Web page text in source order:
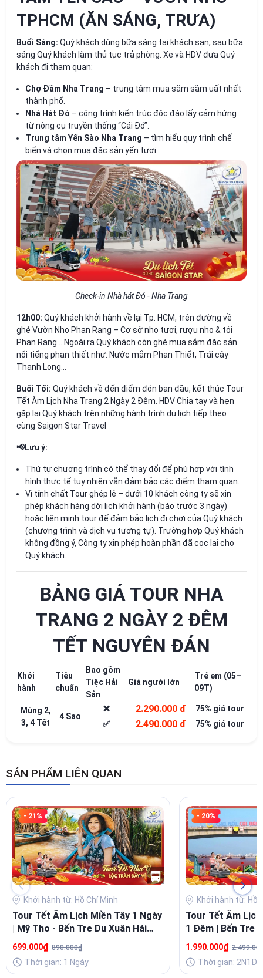
TPHCM (ĂN SÁNG, TRƯA)
Buổi Sáng: Quý khách dùng bữa sáng tại khách sạn, sau bữa
sáng Quý khách làm thủ tục trả phòng. Xe và HDV đưa Quý
khách đi tham quan:
Chợ Đầm Nha Trang – trung tâm mua sắm sầm uất nhất
thành phố.
Nhà Hát Đó – công trình kiến trúc độc đáo lấy cảm hứng
từ nông cụ truyền thống “Cái Đó”.
Trung tâm Yến Sào Nha Trang – tìm hiểu quy trình chế
biến và chọn mua đặc sản yến tươi.
Check-in Nhà hát Đó - Nha Trang
12h00: Quý khách khởi hành về lại Tp. HCM, trên đường về
ghé Vườn Nho Phan Rang – Cơ sở nho tươi, rượu nho & tỏi
Phan Rang... Ngoài ra Quý khách còn ghé mua sắm đặc sản
nổi tiếng phan thiết như: Nước mắm Phan Thiết, Trái cây
Thanh Long...
Buổi Tối: Quý khách về đến điểm đón ban đầu, kết thúc Tour
Tết Âm Lịch Nha Trang 2 Ngày 2 Đêm. HDV Chia tay và hẹn
gặp lại Quý khách trên những hành trình du lịch tiếp theo
cùng Saigon Star Travel
📢Lưu ý:
Thứ tự chương trình có thể thay đổi để phù hợp với tình
hình thực tế tuy nhiên vẫn đảm bảo các điểm tham quan.
Vì tính chất Tour ghép lẻ – dưới 10 khách công ty sẽ xin
phép khách hàng dời lịch khởi hành (báo trước 3 ngày)
hoặc liên minh tour để đảm bảo lịch đi chơi của Quý khách
(chương trình và dịch vụ tương tự). Trường hợp Quý khách
không đồng ý, Công ty xin phép hoàn phần đã cọc lại cho
Quý khách.
BẢNG GIÁ TOUR NHA
TRANG 2 NGÀY 2 ĐÊM
TẾT NGUYÊN ĐÁN
Khởi
hành
Tiêu
chuẩn
Bao gồm
Tiệc Hải
Sản
Giá người lớn
Trẻ em (05–
09T)
Mùng 2,
3, 4 Tết
4 Sao
❌ 2.290.000 đ
75% giá tour
✅
2.490.000 đ 75% giá tour
SẢN PHẨM LIÊN QUAN
- 21%
Khởi hành từ: Hồ Chí Minh
Tour Tết Âm Lịch Miền Tây 1 Ngày
| Mỹ Tho - Bến Tre Du Xuân Hái
Lộc Đầu Năm
699.000₫ 890.000₫
Thời gian: 1 Ngày
- 20%
Khởi hành từ: Hồ
Tour Tết Âm
1 Đêm | Bến Tre
1.990.000₫
Thời gian: 2N1Đ